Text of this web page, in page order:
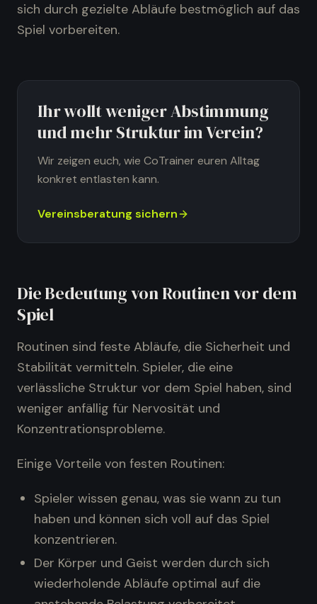
sich durch gezielte Abläufe bestmöglich auf das
Spiel vorbereiten.
Ihr wollt weniger Abstimmung
und mehr Struktur im Verein?
Wir zeigen euch, wie CoTrainer euren Alltag
konkret entlasten kann.
Vereinsberatung sichern
Die Bedeutung von Routinen vor dem
Spiel
Routinen sind feste Abläufe, die Sicherheit und
Stabilität vermitteln. Spieler, die eine
verlässliche Struktur vor dem Spiel haben, sind
weniger anfällig für Nervosität und
Konzentrationsprobleme.
Einige Vorteile von festen Routinen:
Spieler wissen genau, was sie wann zu tun
haben und können sich voll auf das Spiel
konzentrieren.
Der Körper und Geist werden durch sich
wiederholende Abläufe optimal auf die